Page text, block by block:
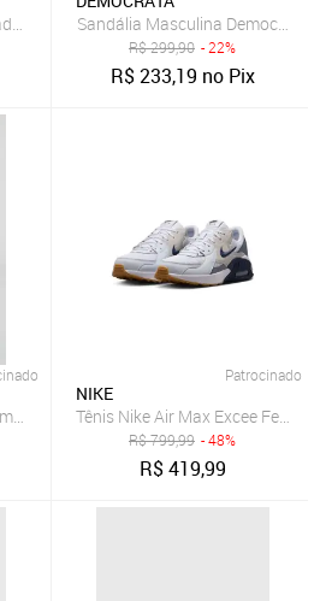
Couro Marrom
Sandália Masculina Democrata
R$299,90 - 22%
R$233,19 no Pix
Mom Luna Azul
Patrocinado
NIKE
Tênis Nike Air Max Excee
R$799,99 - 48%
R$419,99